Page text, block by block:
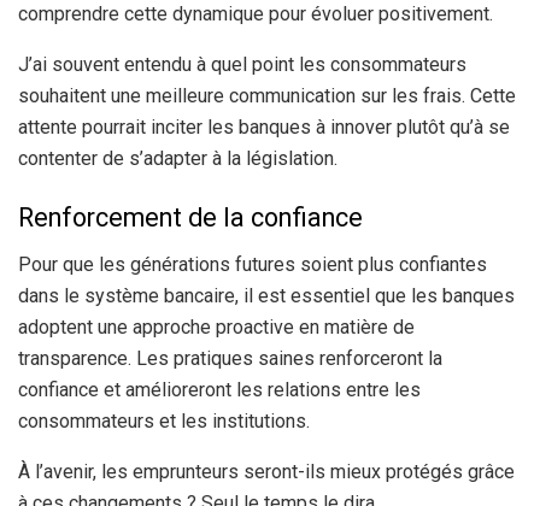
comprendre cette dynamique pour évoluer positivement.
J’ai souvent entendu à quel point les consommateurs
souhaitent une meilleure communication sur les frais. Cette
attente pourrait inciter les banques à innover plutôt qu’à se
contenter de s’adapter à la législation.
Renforcement de la confiance
Pour que les générations futures soient plus confiantes
dans le système bancaire, il est essentiel que les banques
adoptent une approche proactive en matière de
transparence. Les pratiques saines renforceront la
confiance et amélioreront les relations entre les
consommateurs et les institutions.
À l’avenir, les emprunteurs seront-ils mieux protégés grâce